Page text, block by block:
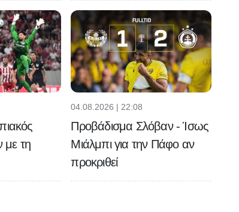
με τη
04.08.2026 | 22:08
Προβάδισμα Σλόβαν - Ίσως
Μιάλμπι για την Πάφο αν
προκριθεί